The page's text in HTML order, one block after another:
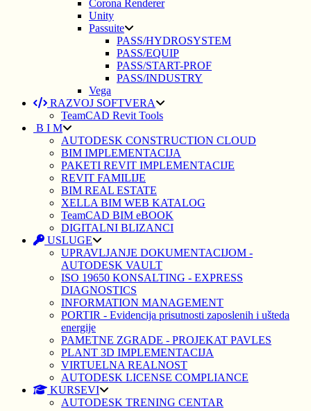
Corona Renderer
Unity
Passuite
PASS/HYDROSYSTEM
PASS/EQUIP
PASS/START-PROF
PASS/INDUSTRY
Vega
RAZVOJ SOFTVERA
TeamCAD Revit Tools
B I M
AUTODESK CONSTRUCTION CLOUD
BIM IMPLEMENTACIJA
PAKETI REVIT IMPLEMENTACIJE
REVIT FAMILIJE
BIM REAL ESTATE
XELLA BIM WEB KATALOG
TeamCAD BIM eBOOK
DIGITALNI BLIZANCI
USLUGE
UPRAVLJANJE DOKUMENTACIJOM -
AUTODESK VAULT
ISO 19650 KONSALTING - EXPRESS
DIAGNOSTICS
INFORMATION MANAGEMENT
PORTIR - Evidencija prisutnosti zaposlenih i ušteda
energije
PAMETNE ZGRADE - PROJEKAT PAVLES
PLANT 3D IMPLEMENTACIJA
VIRTUELNA REALNOST
AUTODESK LICENSE COMPLIANCE
KURSEVI
AUTODESK TRENING CENTAR